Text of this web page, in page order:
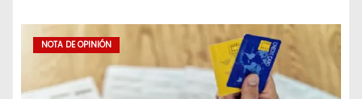
NOTA DE OPINIÓN